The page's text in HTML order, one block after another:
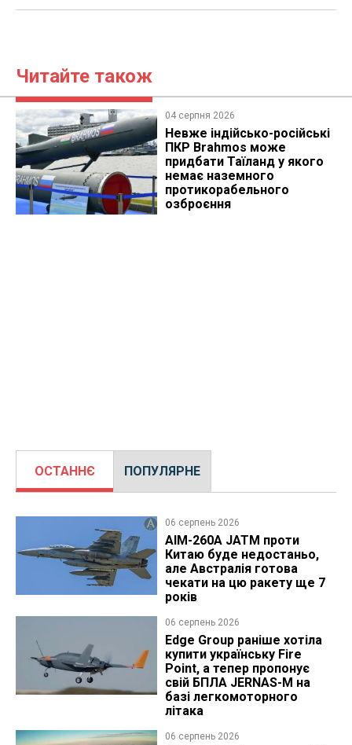
Читайте також
04 серпня 2026
Невже індійсько-російські
ПКР Brahmos може
придбати Таїланд у якого
немає наземного
протикорабельного
озброєння
ОСТАННЄ ПОПУЛЯРНЕ
06 серпень 2026
AIM-260A JATM проти
Китаю буде недостаньо,
але Австралія готова
чекати на цю ракету ще 7
років
06 серпень 2026
Edge Group раніше хотіла
купити українську Fire
Point, а тепер пропонує
свій БПЛА JERNAS-M на
базі легкомоторного
літака
06 серпень 2026